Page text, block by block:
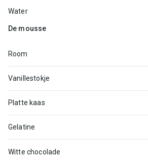
Water
De mousse
Room
Vanillestokje
Platte kaas
Gelatine
Witte chocolade